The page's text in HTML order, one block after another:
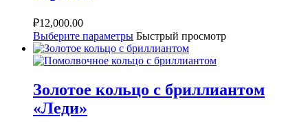
₽12,000.00
Выберите параметры Быстрый просмотр
Золотое кольцо с бриллиантом
«Леди»